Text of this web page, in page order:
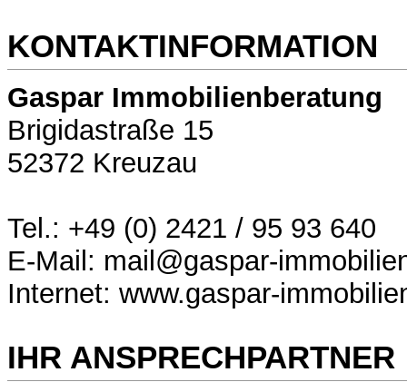
KONTAKTINFORMATION
Gaspar Immobilienberatung
Brigidastraße 15
52372 Kreuzau
Tel.: +49 (0) 2421 / 95 93 640
E-Mail: mail@gaspar-
Internet: www.gaspar-
IHR ANSPRECHPARTNER